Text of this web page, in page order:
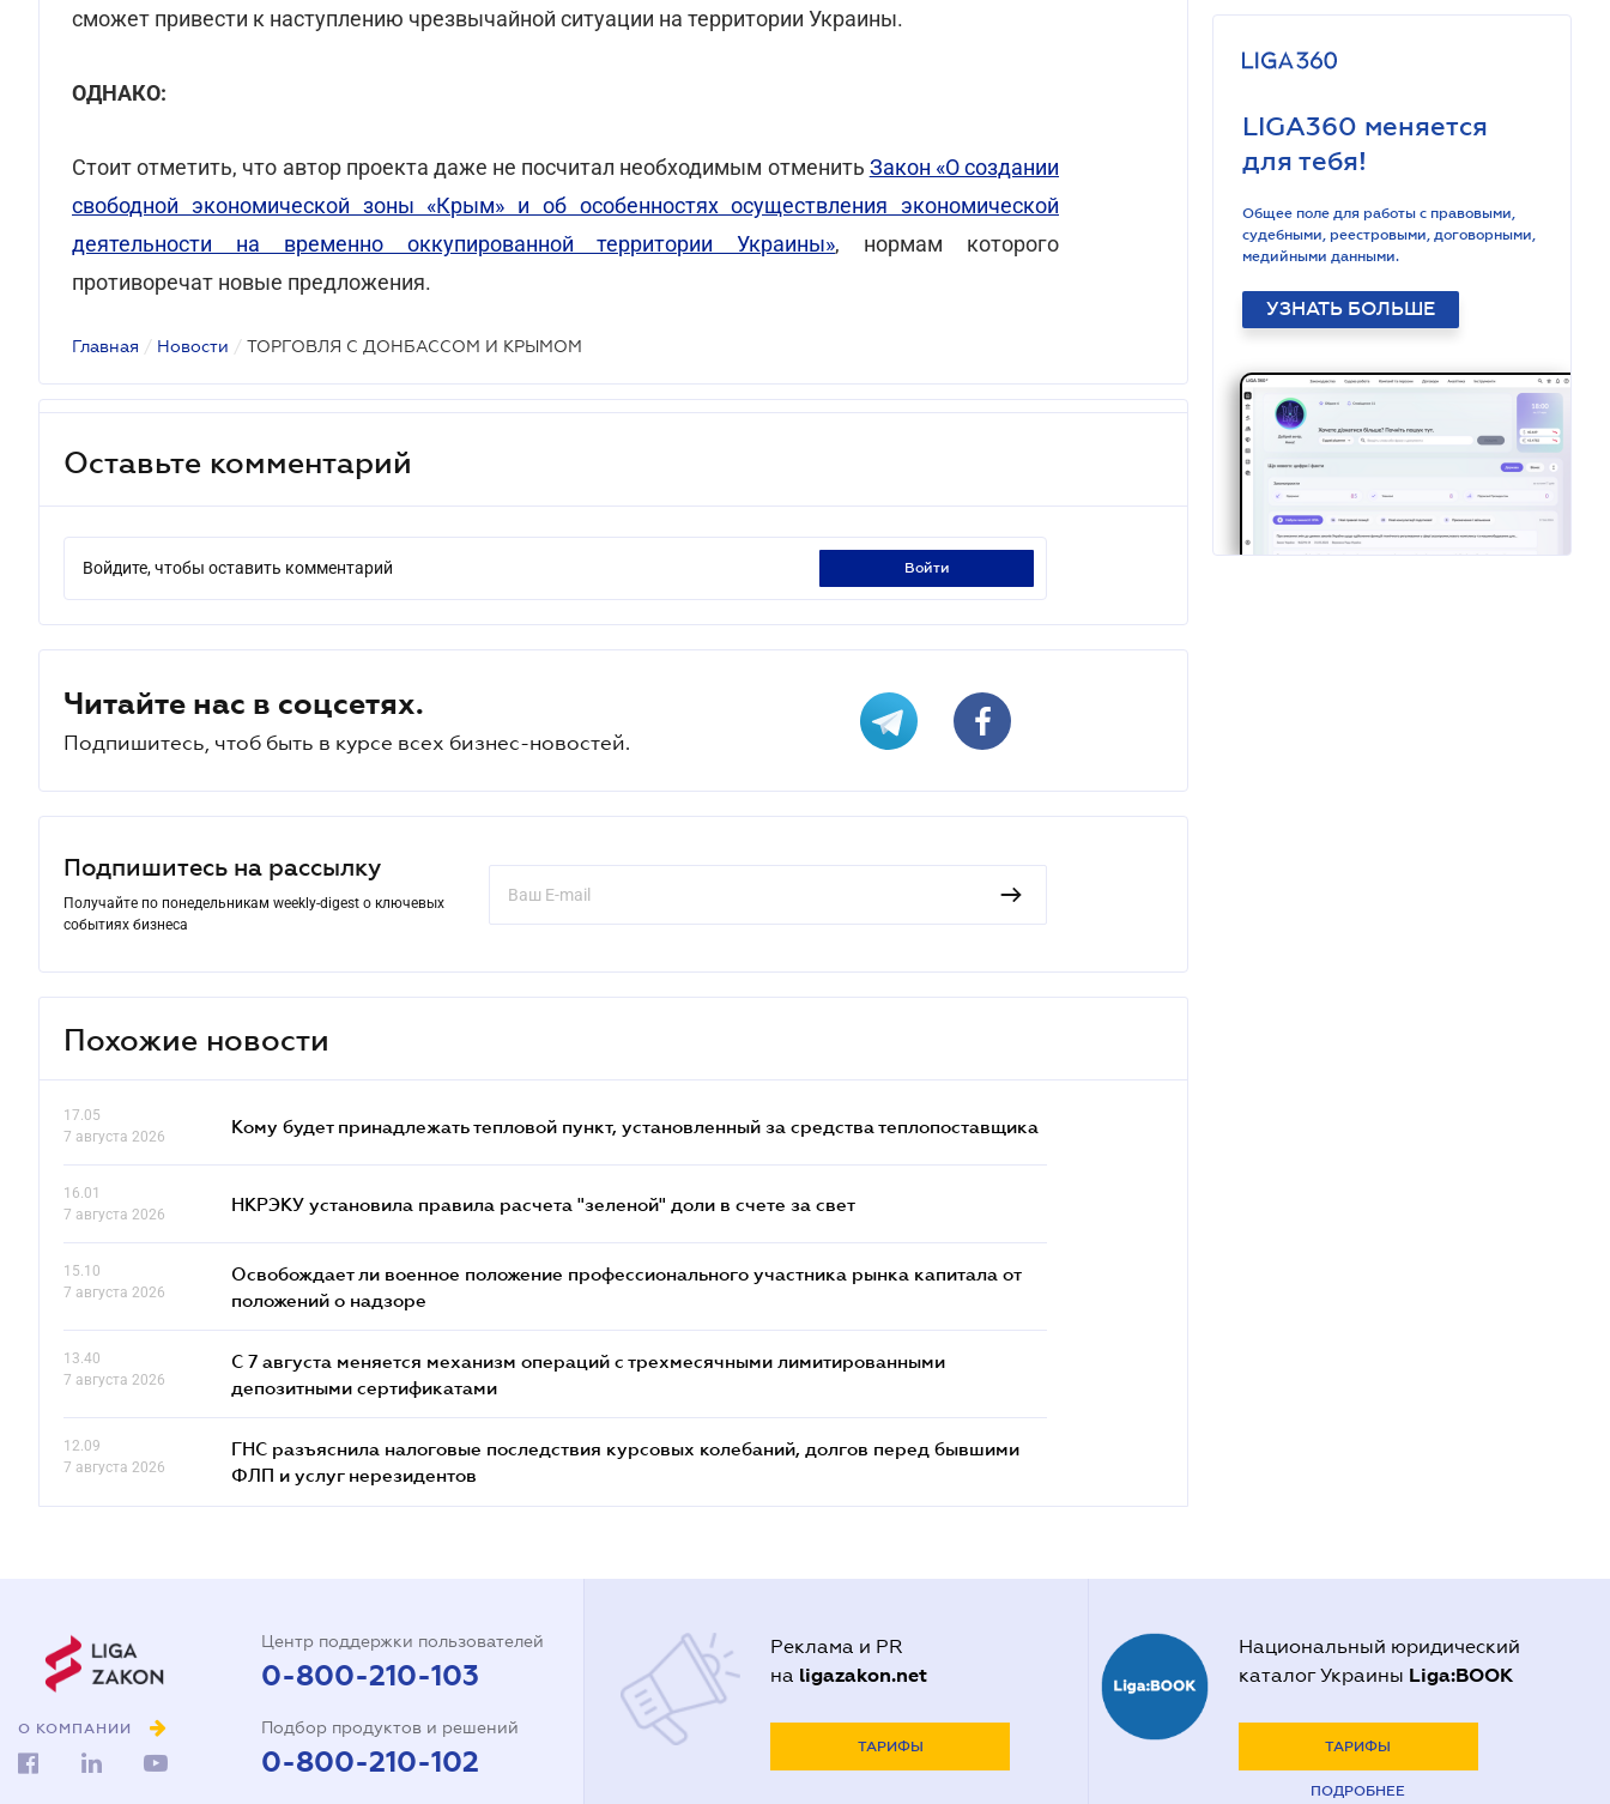
сможет привести к наступлению чрезвычайной ситуации на территории Украины.
ОДНАКО:
Стоит отметить, что автор проекта даже не посчитал необходимым отменить Закон «О создании
свободной экономической зоны «Крым» и об особенностях осуществления экономической
деятельности на временно оккупированной территории Украины», нормам которого
противоречат новые предложения.
Главная / Новости / ТОРГОВЛЯ С ДОНБАССОМ И КРЫМОМ
Оставьте комментарий
Войдите, чтобы оставить комментарий войти
Читайте нас в соцсетях.
Подпишитесь, чтоб быть в курсе всех бизнес-новостей.
Подпишитесь на рассылку
Получайте по понедельникам weekly-digest о ключевых
событиях бизнеса
Похожие новости
17.05
7 августа 2026
Кому будет принадлежать тепловой пункт, установленный за средства теплопоставщика
16.01
7 августа 2026
НКРЭКУ установила правила расчета "зеленой" доли в счете за свет
15.10
7 августа 2026
Освобождает ли военное положение профессионального участника рынка капитала от
положений о надзоре
13.40
7 августа 2026
С 7 августа меняется механизм операций с трехмесячными лимитированными
депозитными сертификатами
12.09
7 августа 2026
ГНС разъяснила налоговые последствия курсовых колебаний, долгов перед бывшими
ФЛП и услуг нерезидентов
LIGA360 меняется
для тебя!
Общее поле для работы с правовыми,
судебными, реестровыми, договорными,
медийными данными.
УЗНАТЬ БОЛЬШЕ
О КОМПАНИИ
Центр поддержки пользователей
0-800-210-103
Подбор продуктов и решений
0-800-210-102
Реклама и PR
на ligazakon.net
ТАРИФЫ
Национальный юридический
каталог Украины Liga:BOOK
ТАРИФЫ
ПОДРОБНЕЕ